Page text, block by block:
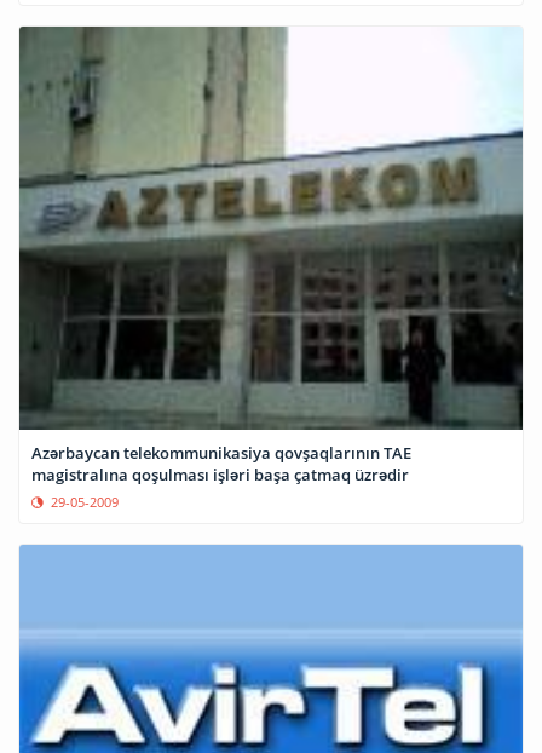
Azərbaycan telekommunikasiya qovşaqlarının TAE
magistralına qoşulması işləri başa çatmaq üzrədir
29-05-2009